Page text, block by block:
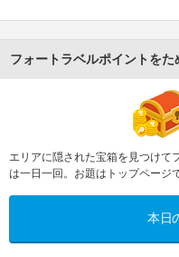
フォートラベルポイントをた
エリアに隠された宝箱を見つけて
は一日一回。お題はトップページ
本日